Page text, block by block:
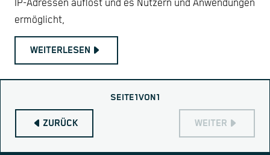
IP-Adressen auflöst und es Nutzern und Anwendungen
ermöglicht,
WEITERLESEN
ZURÜCK
SEITE1VON1
WEITER